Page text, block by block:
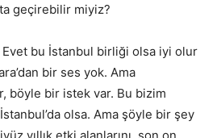
geçirebilir miyiz?
Evet bu İstanbul birliği olsa iyi olur
bir ses yok. Ama
böyle bir istek var. Bu bizim
olsa. Ama şöyle bir şey